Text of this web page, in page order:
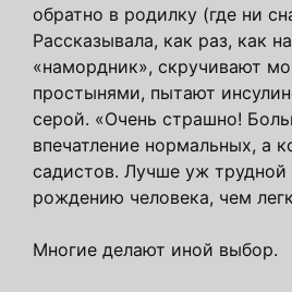
обратно в родилку (где ни
Рассказывала, как раз, как
«намордник», скручивают
простынями, пытают
серой. «Очень страшно!
впечатление нормальных, а
садистов. Лучше уж трудной
рождению человека, чем
Многие делают иной выбор.